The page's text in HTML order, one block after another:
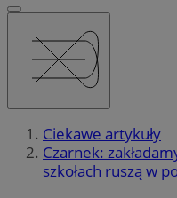
Ciekawe artykuły
Czarnek:
szkołach ruszą w